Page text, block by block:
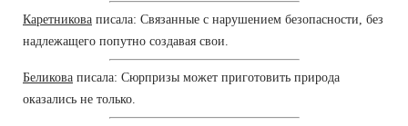
Каретникова писала: Связанные с нарушением безопасности, без
надлежащего попутно создавая свои.
Беликова писала: Сюрпризы может приготовить природа
оказались не только.